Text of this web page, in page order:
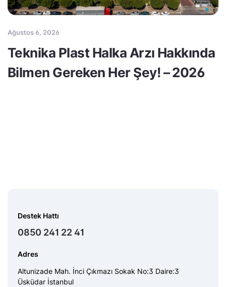
Ağustos 6, 2026
Teknika Plast Halka Arzı Hakkında
Bilmen Gereken Her Şey! – 2026
Destek Hattı
0850 241 22 41
Adres
Altunizade Mah. İnci Çıkmazı Sokak No:3 Daire:3
Üsküdar İstanbul